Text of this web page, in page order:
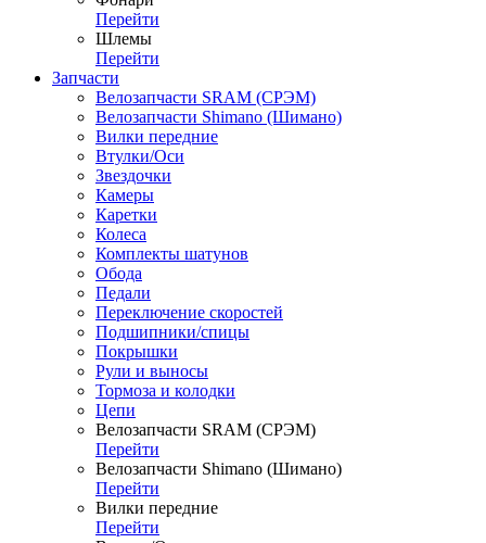
Перейти
Шлемы
Перейти
Запчасти
Велозапчасти SRAM (СРЭМ)
Велозапчасти Shimano (Шимано)
Вилки передние
Втулки/Оси
Звездочки
Камеры
Каретки
Колеса
Комплекты шатунов
Обода
Педали
Переключение скоростей
Подшипники/спицы
Покрышки
Рули и выносы
Тормоза и колодки
Цепи
Велозапчасти SRAM (СРЭМ)
Перейти
Велозапчасти Shimano (Шимано)
Перейти
Вилки передние
Перейти